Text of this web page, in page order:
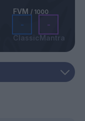
FVM / 1000
-
Classic
-
Mantra